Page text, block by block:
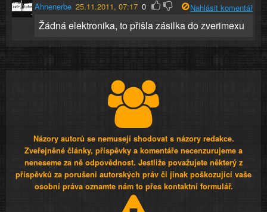
Ahnenerbe 25.11.2011, 07:17 0 Nahlásit komentář
Žádná elektronika, to přišla zásilka do zverimexu
Názory autorů se nemusejí shodovat s názory redakce.
Zveřejněné články, příspěvky a komentáře necenzurujeme a
neneseme za ně odpovědnost. Jestliže považujete některý z
příspěvků za porušení autorských práv či jinak poškozující vaše
osobní práva oznamte nám to přes kontaktní formulář.